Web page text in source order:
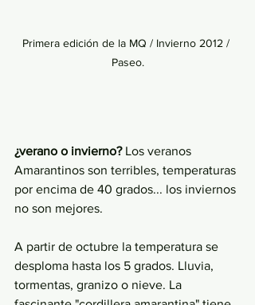
Primera edición de la MQ / Invierno 2012 /
Paseo.
¿verano o invierno? Los veranos
Amarantinos son terribles, temperaturas
por encima de 40 grados... los inviernos
no son mejores.
A partir de octubre la temperatura se
desploma hasta los 5 grados. Lluvia,
tormentas, granizo o nieve. La